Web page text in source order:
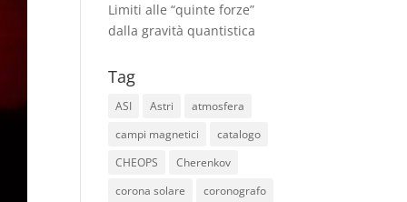
Limiti alle “quinte forze”
dalla gravità quantistica
Tag
ASI Astri
atmosfera
campi magnetici
catalogo
CHEOPS
Cherenkov
corona solare
coronografo